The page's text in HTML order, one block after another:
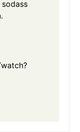
sodass